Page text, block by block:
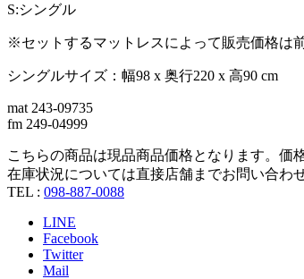
S:シングル
※セットするマットレスによって販売価格は
シングルサイズ：幅98 x 奥行220 x 高90 cm
mat 243-09735
fm 249-04999
こちらの商品は現品商品価格となります。価
在庫状況については直接店舗までお問い合わ
TEL : 098-887-0088
LINE
Facebook
Twitter
Mail